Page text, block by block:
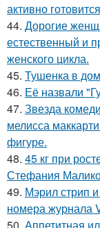
активно
44. Дорогие
естественный и
женского цикла.
45. Тушенка в
46. Её назвали
47. Звезда
мелисса
фигуре.
48. 45 кг при
Стефания
49. Мэрил стрип
номера журнала